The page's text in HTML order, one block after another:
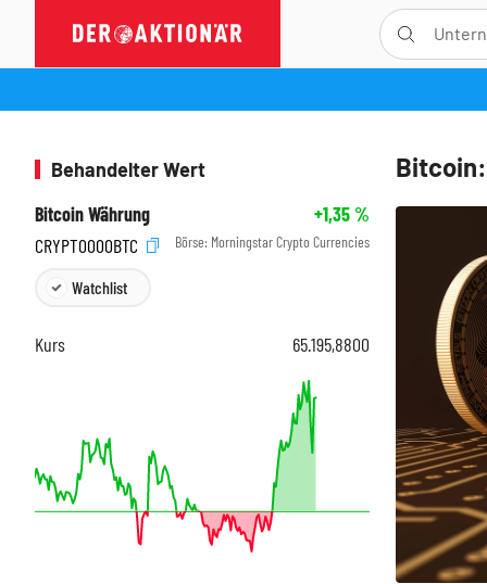
Behandelter Wert
Bitcoin Währung
+1,35%
CRYPT0000BTC
Börse: Morningstar Crypto Currencies
Watchlist
Kurs 65.195,8800